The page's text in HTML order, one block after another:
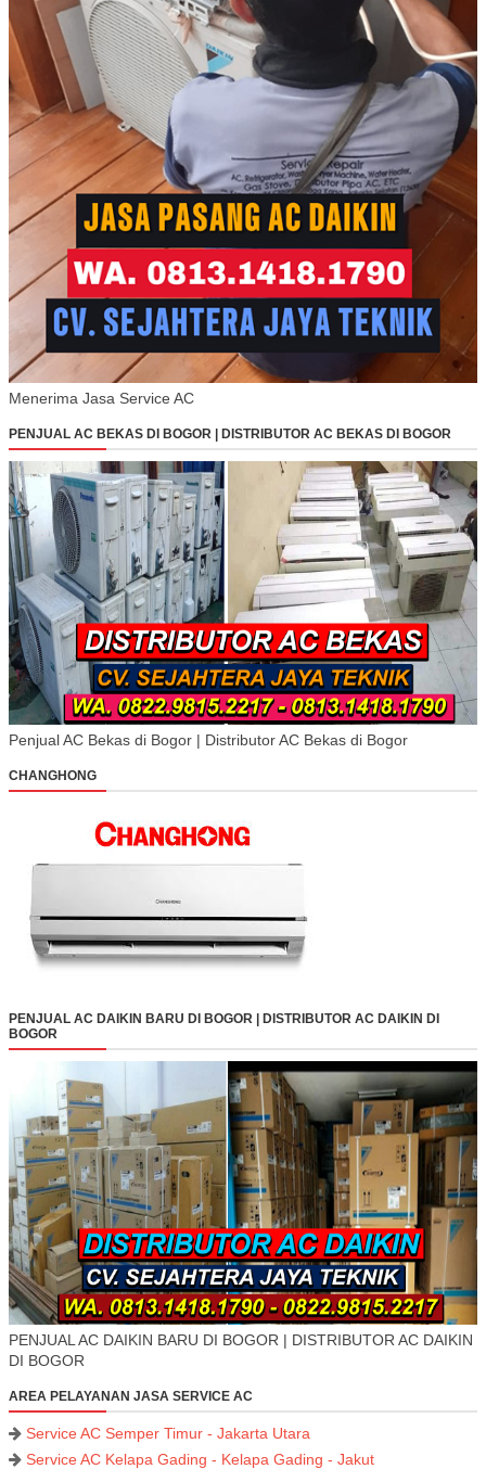
Menerima Jasa Service AC
PENJUAL AC BEKAS DI BOGOR | DISTRIBUTOR AC BEKAS DI BOGOR
Penjual AC Bekas di Bogor | Distributor AC Bekas di Bogor
CHANGHONG
PENJUAL AC DAIKIN BARU DI BOGOR | DISTRIBUTOR AC DAIKIN DI
BOGOR
PENJUAL AC DAIKIN BARU DI BOGOR | DISTRIBUTOR AC DAIKIN
DI BOGOR
AREA PELAYANAN JASA SERVICE AC
Service AC Semper Timur - Jakarta Utara
Service AC Kelapa Gading - Kelapa Gading - Jakut